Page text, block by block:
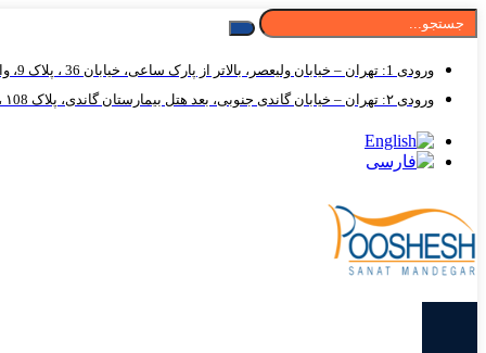
ورودی 1: تهران – خیابان ولیعصر، بالاتر از پارک ساعی، خیابان 36 ، پلاک 9، واحد 125
ورودی ۲: تهران – خیابان گاندی جنوبی، بعد هتل بیمارستان گاندی، پلاک ۱08 ، واحد ۱۲5